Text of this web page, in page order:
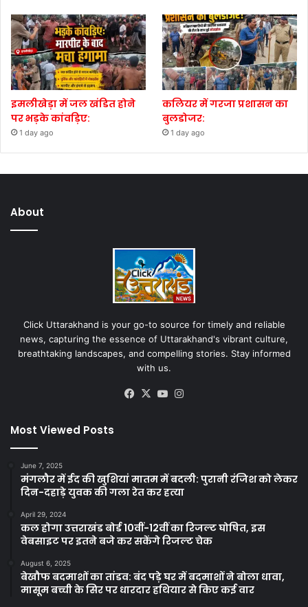
इमलीखेड़ा में जल खंडित होने
पर भड़के कांवड़िए:
1 day ago
कलियर में गरजा प्रशासन का
बुलडोजर:
1 day ago
About
Click Uttarakhand is your go-to source for timely and reliable
news, capturing the essence of Uttarakhand's vibrant culture,
breathtaking landscapes, and compelling stories. Stay informed
with us.
Facebook
X YouTube
Most Viewed Posts
June 7, 2025
मंगलौर में ईद की खुशियां मातम में बदली: पुरानी रंजिश को लेकर
दिन-दहाड़े युवक की गला रेत कर हत्या
April 29, 2024
कल होगा उत्तराखंड बोर्ड 10वीं-12वीं का रिजल्ट घोषित, इस
वेबसाइट पर इतने बजे कर सकेंगे रिजल्ट चेक
August 6, 2025
बेखौफ बदमाशों का तांडव: बंद पड़े घर में बदमाशों ने बोला धावा,
मासूम बच्ची के सिर पर धारदार हथियार से किए कई वार